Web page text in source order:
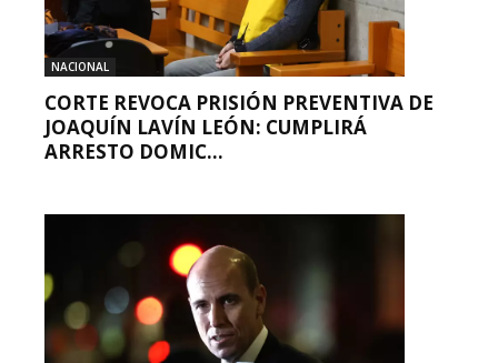
NACIONAL
CORTE REVOCA PRISIÓN PREVENTIVA DE
JOAQUÍN LAVÍN LEÓN: CUMPLIRÁ
ARRESTO DOMIC...